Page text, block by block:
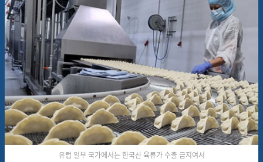
유럽 일부 국가에서는 한국산 육류가 수출 금지여서